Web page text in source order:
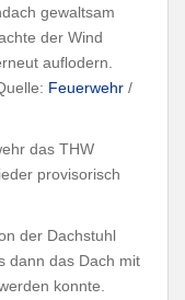
gewaltsam
der Wind
auflodern.
Feuerwehr /
das THW
provisorisch
der Dachstuhl
dann das Dach mit
konnte.